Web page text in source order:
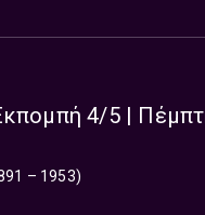
4/5 |
– 1953)